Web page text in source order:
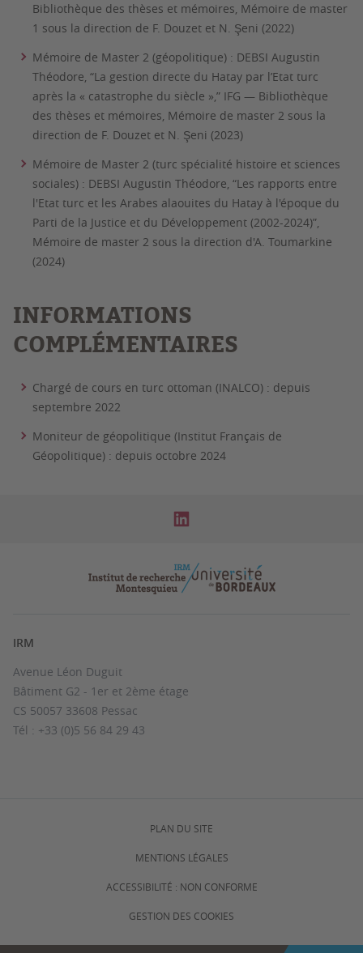
Bibliothèque des thèses et mémoires, Mémoire de master
1 sous la direction de F. Douzet et N. Şeni (2022)
Mémoire de Master 2 (géopolitique) : DEBSI Augustin
Théodore, “La gestion directe du Hatay par l’Etat turc
après la « catastrophe du siècle »,” IFG — Bibliothèque
des thèses et mémoires, Mémoire de master 2 sous la
direction de F. Douzet et N. Şeni (2023)
Mémoire de Master 2 (turc spécialité histoire et sciences
sociales) : DEBSI Augustin Théodore, “Les rapports entre
l'Etat turc et les Arabes alaouites du Hatay à l'époque du
Parti de la Justice et du Développement (2002-2024)”,
Mémoire de master 2 sous la direction d'A. Toumarkine
(2024)
INFORMATIONS
COMPLÉMENTAIRES
Chargé de cours en turc ottoman (INALCO) : depuis
septembre 2022
Moniteur de géopolitique (Institut Français de
Géopolitique) : depuis octobre 2024
IRM
Avenue Léon Duguit
Bâtiment G2 - 1er et 2ème étage
CS 50057 33608 Pessac
Tél : +33 (0)5 56 84 29 43
PLAN DU SITE
MENTIONS LÉGALES
ACCESSIBILITÉ : NON CONFORME
GESTION DES COOKIES